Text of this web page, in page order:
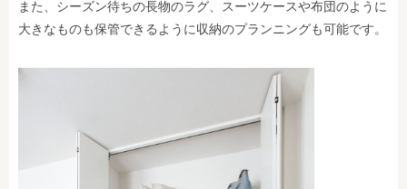
また、シーズン待ちの長物のラグ、スーツケースや布団のように
大きなものも保管できるように収納のプランニングも可能です。